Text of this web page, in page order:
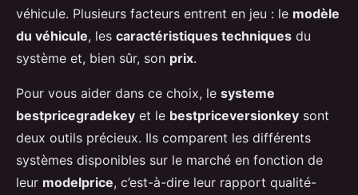
véhicule. Plusieurs facteurs entrent en jeu : le modèle
du véhicule, les caractéristiques techniques du
système et, bien sûr, son prix.
Pour vous aider dans ce choix, le systeme
bestpricegradekey et le bestpriceversionkey sont
deux outils précieux. Ils comparent les différents
systèmes disponibles sur le marché en fonction de
leur modelprice, c’est-à-dire leur rapport qualité-